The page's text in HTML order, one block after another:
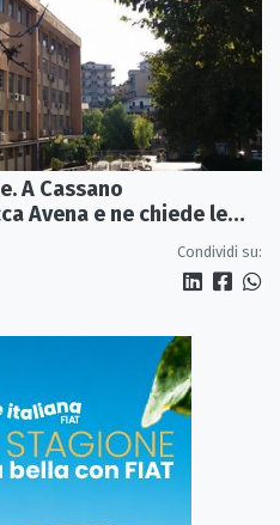
A Cassano
Avena e ne chiede le
Condividi su: